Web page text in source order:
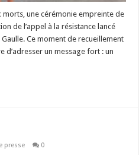
morts, une cérémonie empreinte de
de l’appel à la résistance lancé
Ce moment de recueillement
d’adresser un message fort : un
presse 0